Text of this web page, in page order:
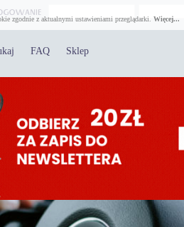
zgodnie z aktualnymi ustawieniami przeglądarki. Więcej...
FAQ Sklep